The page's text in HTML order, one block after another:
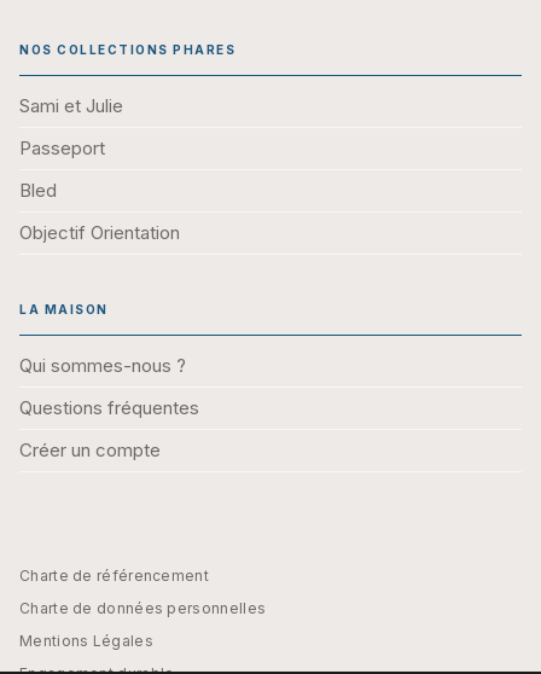
NOS COLLECTIONS PHARES
Sami et Julie
Passeport
Bled
Objectif Orientation
LA MAISON
Qui sommes-nous ?
Questions fréquentes
Créer un compte
Charte de référencement
Charte de données personnelles
Mentions Légales